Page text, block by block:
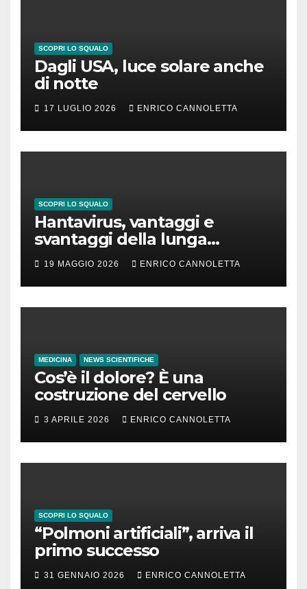
SCOPRI LO SQUALO
Dagli USA, luce solare anche
di notte
17 LUGLIO 2026 ENRICO CANNOLETTA
SCOPRI LO SQUALO
Hantavirus, vantaggi e
svantaggi della lunga
incubazione
19 MAGGIO 2026 ENRICO CANNOLETTA
MEDICINA NEWS SCIENTIFICHE
Cos’è il dolore? È una
costruzione del cervello
3 APRILE 2026 ENRICO CANNOLETTA
SCOPRI LO SQUALO
“Polmoni artificiali”, arriva il
primo successo
31 GENNAIO 2026 ENRICO CANNOLETTA